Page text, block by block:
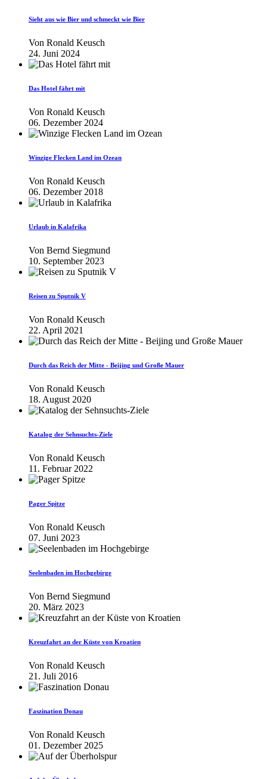
Sieht aus wie Bier und schmeckt wie Bier
Von Ronald Keusch
24. Juni 2024
Das Hotel fährt mit
Von Ronald Keusch
06. Dezember 2024
Winzige Flecken Land im Ozean
Von Ronald Keusch
06. Dezember 2018
Urlaub in Kalafrika
Von Bernd Siegmund
10. September 2023
Reisen zu Sputnik V
Von Ronald Keusch
22. April 2021
Durch das Reich der Mitte - Beijing und Große Mauer
Von Ronald Keusch
18. August 2020
Katalog der Sehnsuchts-Ziele
Von Ronald Keusch
11. Februar 2022
Pager Spitze
Von Ronald Keusch
07. Juni 2023
Seelenbaden im Hochgebirge
Von Bernd Siegmund
20. März 2023
Kreuzfahrt an der Küste von Kroatien
Von Ronald Keusch
21. Juli 2016
Faszination Donau
Von Ronald Keusch
01. Dezember 2025